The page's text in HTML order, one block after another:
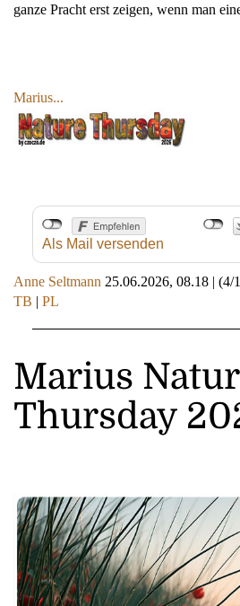
ganze Pracht erst zeigen, wenn man
Marius...
Als Mail versenden
Anne Seltmann 25.06.2026, 08.18 | (4/
TB | PL
Marius
Thursday